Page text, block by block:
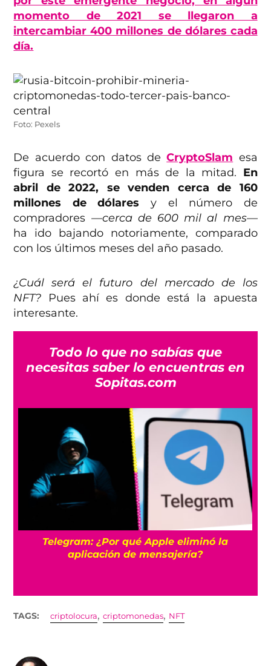
momento de 2021 se llegaron a
intercambiar 400 millones de dólares cada
día.
Foto: Pexels
De acuerdo con datos deCryptoSlam esa
figura se recortó en más de la mitad. En
abril de 2022, se venden cerca de 160
millones de dólares y el número de
compradores —cerca de 600 mil al mes—
ha ido bajando notoriamente, comparado
con los últimos meses del año pasado.
¿Cuál será el futuro del mercado de los
NFT? Pues ahí es donde está la apuesta
interesante.
Todo lo que no sabías que
necesitas saber lo encuentras en
Sopitas.com
Telegram: ¿Por qué Apple eliminó la
aplicación de mensajería?
TAGS: criptolocura,criptomonedas, NFT